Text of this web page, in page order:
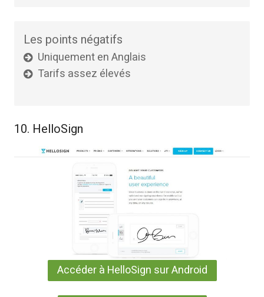
Les points négatifs
Uniquement en Anglais
Tarifs assez élevés
10. HelloSign
Accéder à HelloSign sur Android